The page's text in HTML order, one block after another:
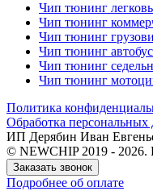
Чип тюнинг
Чип тюнинг
Чип тюнинг
Чип тюнинг
Чип тюнинг
Чип тюнинг
Политика
Обработка
ИП Дерябин Иван
© NEWCHIP 2019 - 2026.
Заказать звонок
Подробнее об оплате